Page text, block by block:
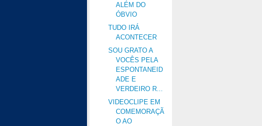
ALÉM DO
ÓBVIO
TUDO IRÁ
ACONTECER
SOU GRATO A
VOCÊS PELA
ESPONTANEID
ADE E
VERDEIRO R...
VIDEOCLIPE EM
COMEMORAÇÃ
O AO